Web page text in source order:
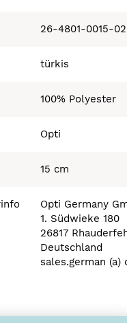
26-4801-0015-
türkis
100% Polyester
Opti
15 cm
Opti Germany
1. Südwieke 180
26817
Deutschland
sales.german (a)